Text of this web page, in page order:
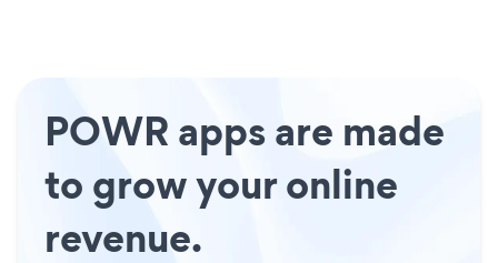
POWR apps are made
to grow your online
revenue.